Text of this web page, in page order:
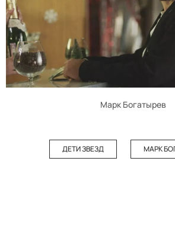
Марк Богатырев
ДЕТИ ЗВЕЗД МАРК